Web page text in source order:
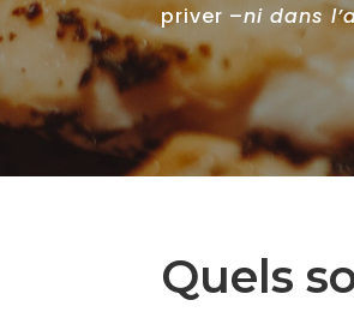
priver –ni dans
Quels